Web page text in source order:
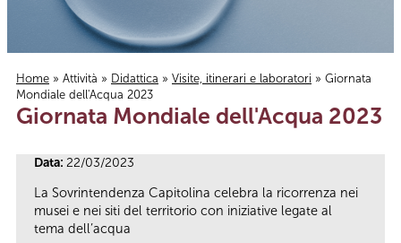
Tu sei qui
Home » Attività » Didattica » Visite, itinerari e laboratori » Giornata
Mondiale dell'Acqua 2023
Giornata Mondiale dell'Acqua 2023
Data: 22/03/2023
La Sovrintendenza Capitolina celebra la ricorrenza nei
musei e nei siti del territorio con iniziative legate al
tema dell’acqua